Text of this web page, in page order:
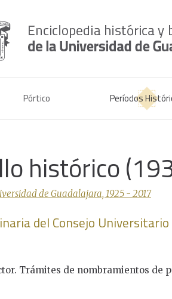
Pórtico Períodos
histórico
de Guadalajara, 1925 - 2017
del Consejo
Trámites de nombramientos de